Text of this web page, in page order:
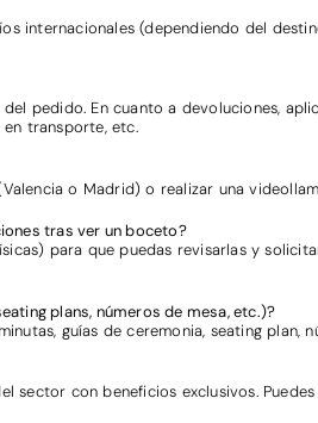
internacionales (dependiendo del
pedido. En cuanto a devoluciones,
transporte, etc.
o Madrid) o realizar una
tras ver un boceto?
para que puedas revisarlas y
plans, números de mesa, etc.)?
guías de ceremonia, seating plan,
sector con beneficios exclusivos.